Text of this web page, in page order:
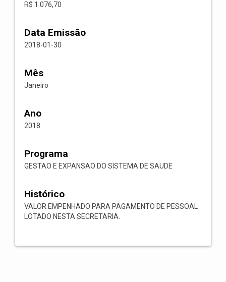
R$ 1.076,70
Data Emissão
2018-01-30
Mês
Janeiro
Ano
2018
Programa
GESTAO E EXPANSAO DO SISTEMA DE SAUDE
Histórico
VALOR EMPENHADO PARA PAGAMENTO DE PESSOAL
LOTADO NESTA SECRETARIA.